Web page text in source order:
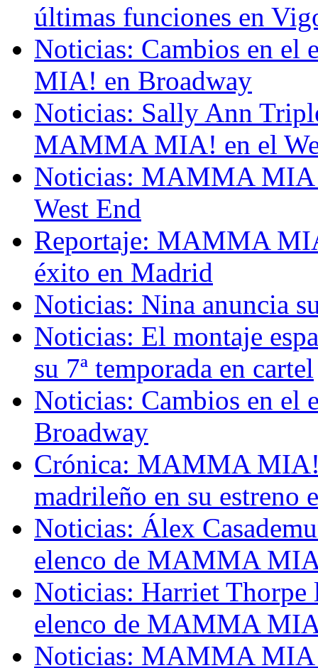
últimas funciones en
Noticias: Cambios en
MIA! en Broadway
Noticias: Sally Ann
MAMMA MIA! en el
Noticias: MAMMA MIA!
West End
Reportaje: MAMMA
éxito en Madrid
Noticias: Nina anuncia
Noticias: El montaje
su 7ª temporada en cartel
Noticias: Cambios en
Broadway
Crónica: MAMMA
madrileño en su estreno
Noticias: Álex
elenco de MAMMA
Noticias: Harriet Thorpe
elenco de MAMMA
Noticias: MAMMA